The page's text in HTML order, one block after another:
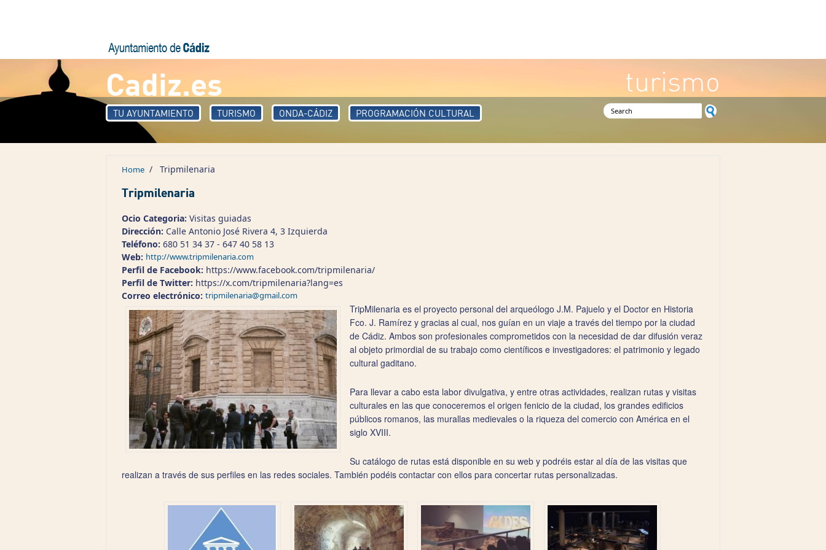
Cadiz.es turismo
TU AYUNTAMIENTO TURISMO ONDA-CÁDIZ PROGRAMACIÓN CULTURAL Search form
Home / Tripmilenaria
Tripmilenaria
Ocio Categoria: Visitas guiadas
Dirección: Calle Antonio José Rivera 4, 3 Izquierda
Teléfono: 680 51 34 37 - 647 40 58 13
Web: http://www.tripmilenaria.com
Perfil de Facebook: https://www.facebook.com/tripmilenaria/
Perfil de Twitter: https://x.com/tripmilenaria?lang=es
Correo electrónico: tripmilenaria@gmail.com
TripMilenaria es el proyecto personal del arqueólogo J.M. Pajuelo y el Doctor en Historia
Fco. J. Ramírez y gracias al cual, nos guían en un viaje a través del tiempo por la ciudad
de Cádiz. Ambos son profesionales comprometidos con la necesidad de dar difusión veraz
al objeto primordial de su trabajo como científicos e investigadores: el patrimonio y legado
cultural gaditano.
Para llevar a cabo esta labor divulgativa, y entre otras actividades, realizan rutas y visitas
culturales en las que conoceremos el origen fenicio de la ciudad, los grandes edificios
públicos romanos, las murallas medievales o la riqueza del comercio con América en el
siglo XVIII.
Su catálogo de rutas está disponible en su web y podréis estar al día de las visitas que
realizan a través de sus perfiles en las redes sociales. También podéis contactar con ellos para concertar rutas personalizadas.